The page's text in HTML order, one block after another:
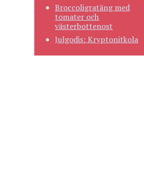
Broccoligratäng med
tomater och
västerbottenost
Julgodis: Kryptonitkola